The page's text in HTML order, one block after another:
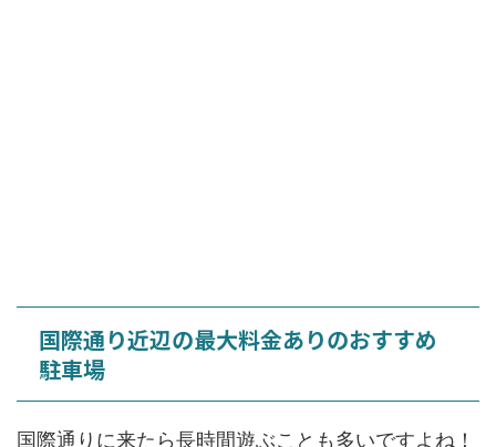
国際通り近辺の最大料金ありのおすすめ
駐車場
国際通りに来たら長時間遊ぶことも多いですよね！